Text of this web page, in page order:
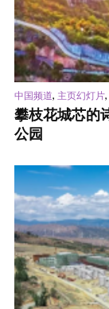
中国频道, 主页幻灯片,
攀枝花城芯的
公园